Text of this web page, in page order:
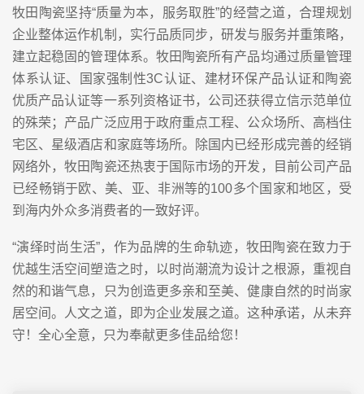
牧田陶瓷坚持“质量为本，服务取胜”的经营之道，合理规划
企业整体运作机制，实行品质同步，研发与服务并重策略，
建立起稳固的管理体系。牧田陶瓷所有产品均通过质量管理
体系认证、国家强制性3C认证、建材环保产品认证和陶瓷
优质产品认证等一系列资格证书，公司还获得立信示范单位
的殊荣；产品广泛应用于政府重点工程、公众场所、高档住
宅区、星级酒店和家庭等场所。除国内已经形成完善的经销
网络外，牧田陶瓷还热衷于国际市场的开发，目前公司产品
已经畅销于欧、美、亚、非洲等的100多个国家和地区，受
到海内外众多消费者的一致好评。
“演绎时尚生活”，作为品牌的生命轨迹，牧田陶瓷在致力于
优越生活空间塑造之时，以时尚潮流为设计之根源，重视自
然的和谐气息，只为创造更多亲和至美、健康自然的时尚家
居空间。人文之道，即为企业发展之道。这种承诺，从未弃
守！全心全意，只为奉献更多佳品给您！